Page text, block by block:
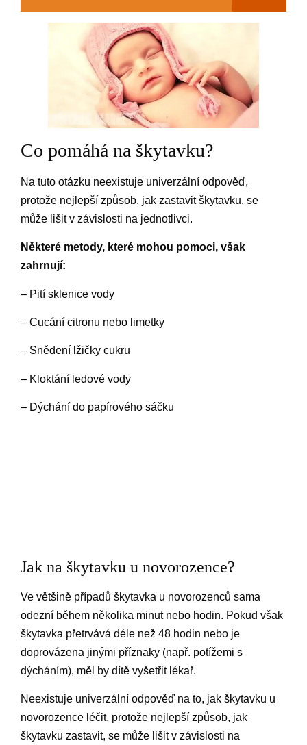
Co pomáhá na škytavku?
Na tuto otázku neexistuje univerzální odpověď,
protože nejlepší způsob, jak zastavit škytavku, se
může lišit v závislosti na jednotlivci.
Některé metody, které mohou pomoci, však
zahrnují:
– Pití sklenice vody
– Cucání citronu nebo limetky
– Snědení lžičky cukru
– Kloktání ledové vody
– Dýchání do papírového sáčku
Jak na škytavku u novorozence?
Ve většině případů škytavka u novorozenců sama
odezní během několika minut nebo hodin. Pokud však
škytavka přetrvává déle než 48 hodin nebo je
doprovázena jinými příznaky (např. potížemi s
dýcháním), měl by dítě vyšetřit lékař.
Neexistuje univerzální odpověď na to, jak škytavku u
novorozence léčit, protože nejlepší způsob, jak
škytavku zastavit, se může lišit v závislosti na